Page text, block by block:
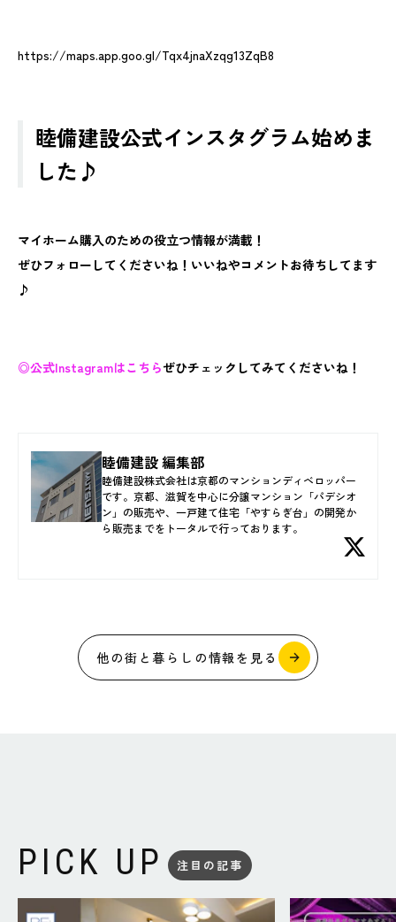
https://maps.app.goo.gl/Tqx4jnaXzqg13ZqB8
睦備建設公式インスタグラム始めま
した♪
マイホーム購入のための役立つ情報が満載！
ぜひフォローしてくださいね！いいねやコメントお待ちしてます
♪
◎公式Instagramはこちらぜひチェックしてみてくださいね！
睦備建設 編集部
睦備建設株式会社は京都のマンションディベロッパー
です。京都、滋賀を中心に分譲マンション「パデシオ
ン」の販売や、一戸建て住宅「やすらぎ台」の開発か
ら販売までをトータルで行っております。
他の街と暮らしの情報を見る
PICK UP 注目の記事